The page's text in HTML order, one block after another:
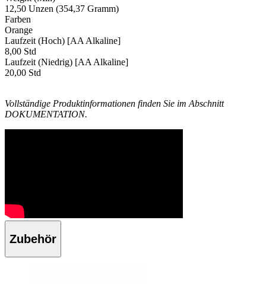
12,50 Unzen (354,37 Gramm)
Farben
Orange
Laufzeit (Hoch) [AA Alkaline]
8,00 Std
Laufzeit (Niedrig) [AA Alkaline]
20,00 Std
Vollständige Produktinformationen finden Sie im Abschnitt
DOKUMENTATION.
Zubehör